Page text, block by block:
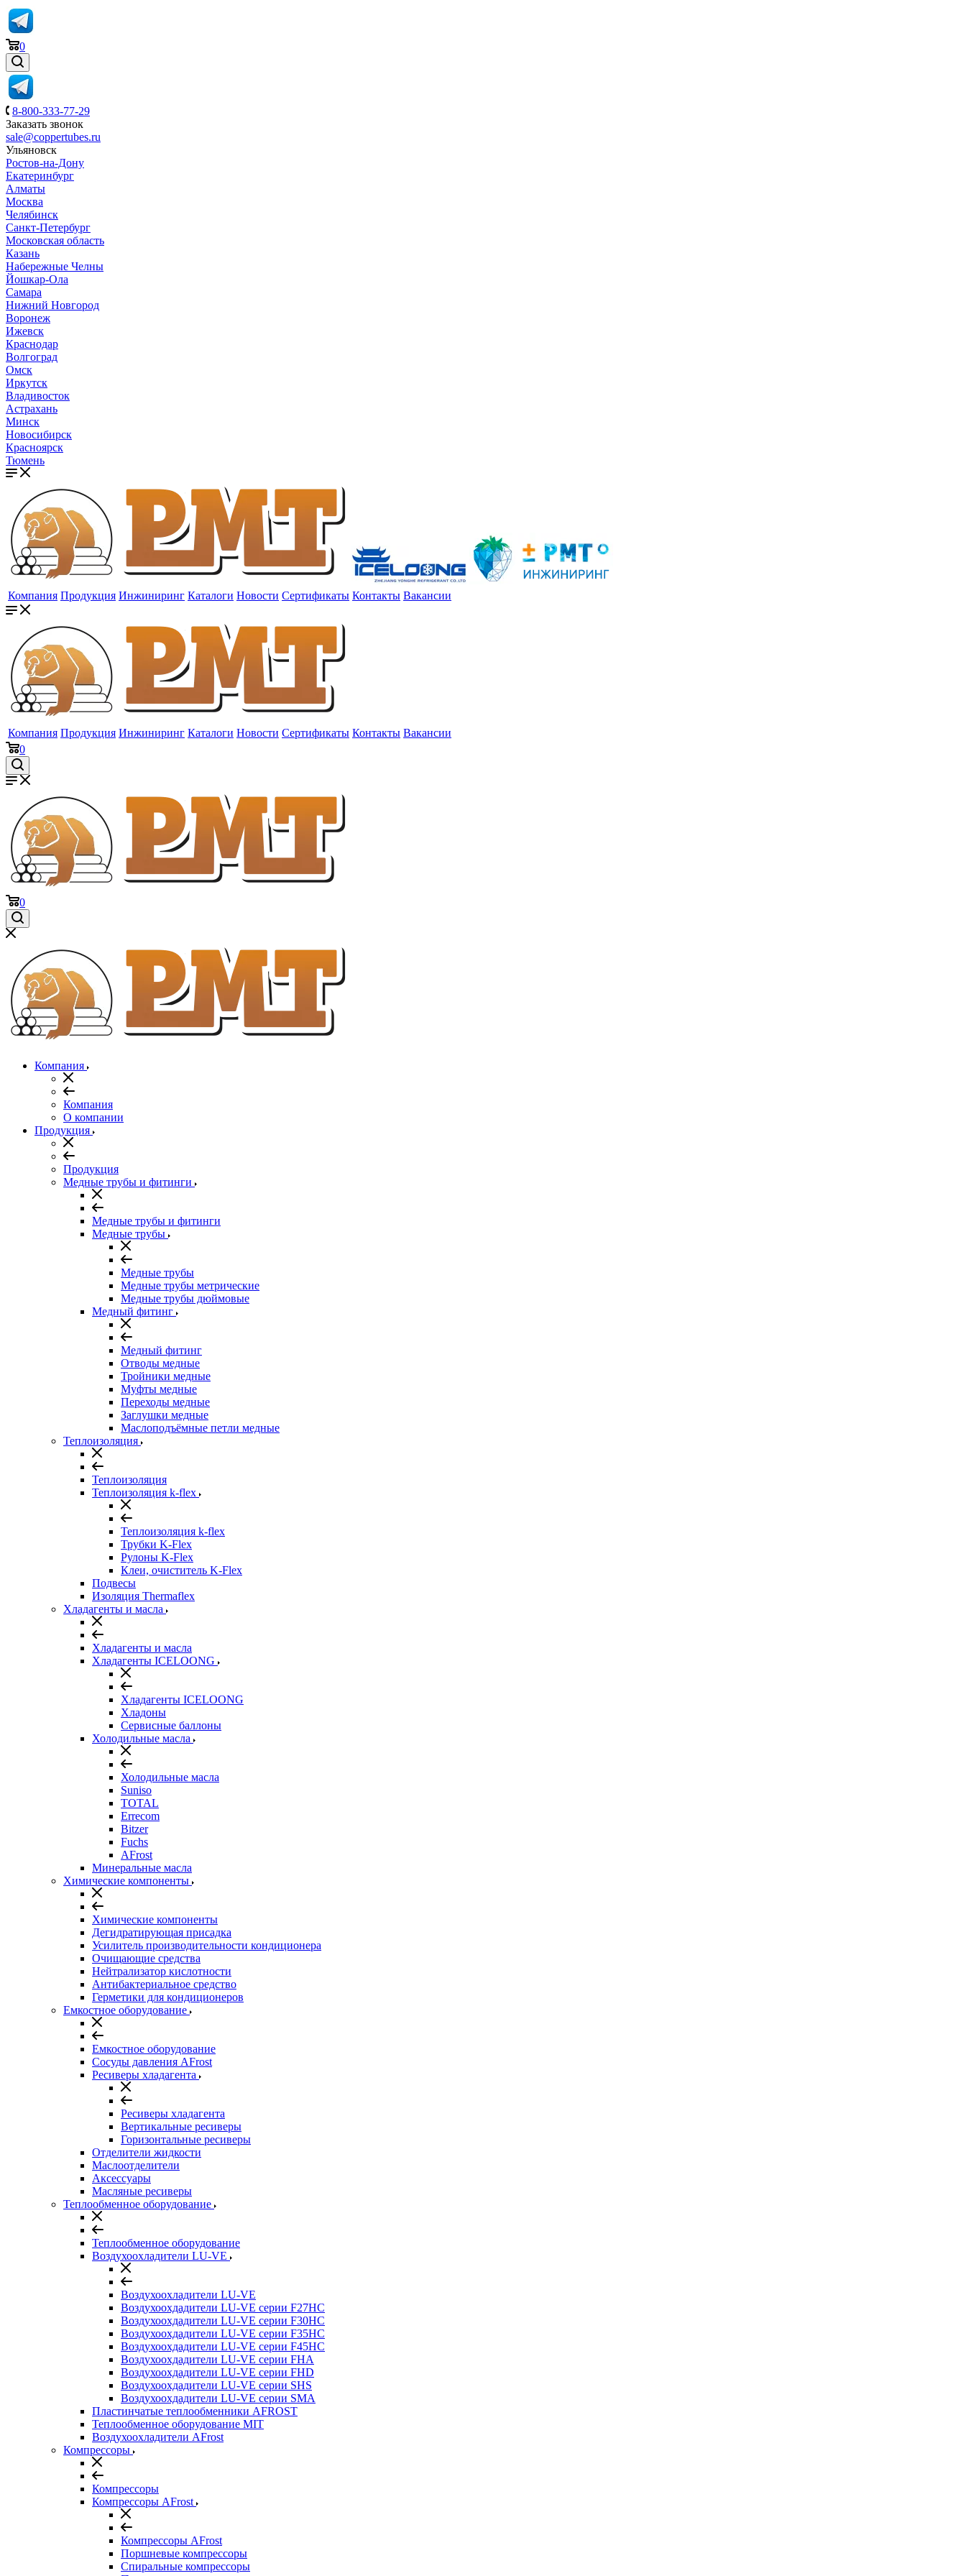
0
8-800-333-77-29
Заказать звонок
sale@coppertubes.ru
Ульяновск
Ростов-на-Дону
Екатеринбург
Алматы
Москва
Челябинск
Санкт-Петербург
Московская область
Казань
Набережные Челны
Йошкар-Ола
Самара
Нижний Новгород
Воронеж
Ижевск
Краснодар
Волгоград
Омск
Иркутск
Владивосток
Астрахань
Минск
Новосибирск
Красноярск
Тюмень
Компания Продукция Инжиниринг Каталоги Новости Сертификаты Контакты Вакансии
Компания Продукция Инжиниринг Каталоги Новости Сертификаты Контакты Вакансии
0
0
Компания
Компания
О компании
Продукция
Продукция
Медные трубы и фитинги
Медные трубы и фитинги
Медные трубы
Медные трубы
Медные трубы метрические
Медные трубы дюймовые
Медный фитинг
Медный фитинг
Отводы медные
Тройники медные
Муфты медные
Переходы медные
Заглушки медные
Маслоподъёмные петли медные
Теплоизоляция
Теплоизоляция
Теплоизоляция k-flex
Теплоизоляция k-flex
Трубки K-Flex
Рулоны K-Flex
Клеи, очиститель K-Flex
Подвесы
Изоляция Thermaflex
Хладагенты и масла
Хладагенты и масла
Хладагенты ICELOONG
Хладагенты ICELOONG
Хладоны
Сервисные баллоны
Холодильные масла
Холодильные масла
Suniso
TOTAL
Errecom
Bitzer
Fuchs
AFrost
Минеральные масла
Химические компоненты
Химические компоненты
Дегидратирующая присадка
Усилитель производительности кондиционера
Очищающие средства
Нейтрализатор кислотности
Антибактериальное средство
Герметики для кондиционеров
Емкостное оборудование
Емкостное оборудование
Сосуды давления AFrost
Ресиверы хладагента
Ресиверы хладагента
Вертикальные ресиверы
Горизонтальные ресиверы
Отделители жидкости
Маслоотделители
Аксессуары
Масляные ресиверы
Теплообменное оборудование
Теплообменное оборудование
Воздухоохладители LU-VE
Воздухоохладители LU-VE
Воздухоохдадители LU-VE серии F27HC
Воздухоохдадители LU-VE серии F30HC
Воздухоохдадители LU-VE серии F35HC
Воздухоохдадители LU-VE серии F45HC
Воздухоохдадители LU-VE серии FHA
Воздухоохдадители LU-VE серии FHD
Воздухоохдадители LU-VE серии SHS
Воздухоохдадители LU-VE серии SMA
Пластинчатые теплообменники AFROST
Теплообменное оборудование MIT
Воздухоохладители AFrost
Компрессоры
Компрессоры
Компрессоры AFrost
Компрессоры AFrost
Поршневые компрессоры
Спиральные компрессоры